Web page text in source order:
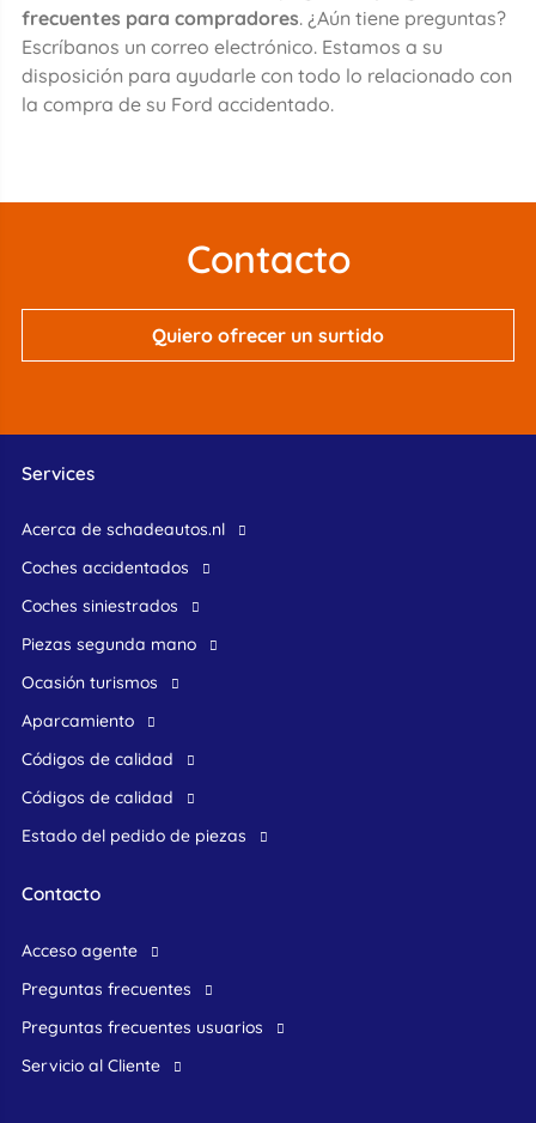
frecuentes para compradores. ¿Aún tiene preguntas?
Escríbanos un correo electrónico. Estamos a su
disposición para ayudarle con todo lo relacionado con
la compra de su Ford accidentado.
Contacto
Quiero ofrecer un surtido
Services
Acerca de schadeautos.nl
Coches accidentados
Coches siniestrados
Piezas segunda mano
ocasión turismos
Aparcamiento
Códigos de calidad
Códigos de calidad
Estado del pedido de piezas
Contacto
acceso agente
preguntas frecuentes
preguntas frecuentes usuarios
Servicio al Cliente